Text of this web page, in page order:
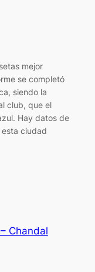
mejor
se completó
siendo la
club, que el
Hay datos de
ciudad
Chandal